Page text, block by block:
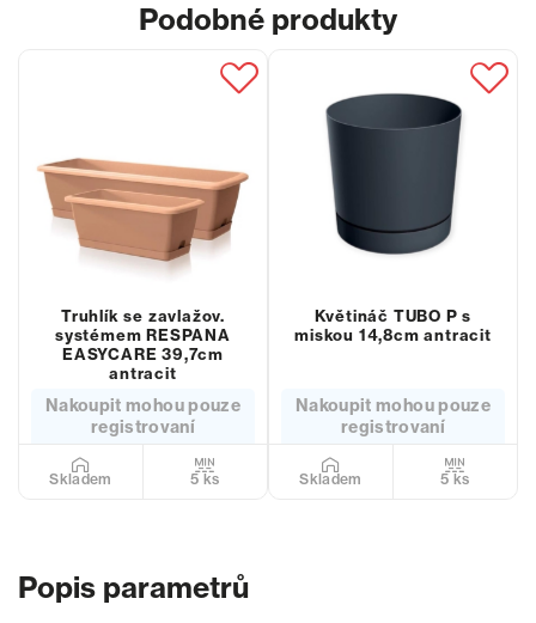
Podobné produkty
Truhlík se zavlažov.
systémem RESPANA
EASYCARE 39,7cm
antracit
Nakoupit mohou pouze
registrovaní
Skladem 5 ks
Květináč TUBO P s
miskou 14,8cm antracit
Nakoupit mohou pouze
registrovaní
Skladem 5 ks
Popis parametrů